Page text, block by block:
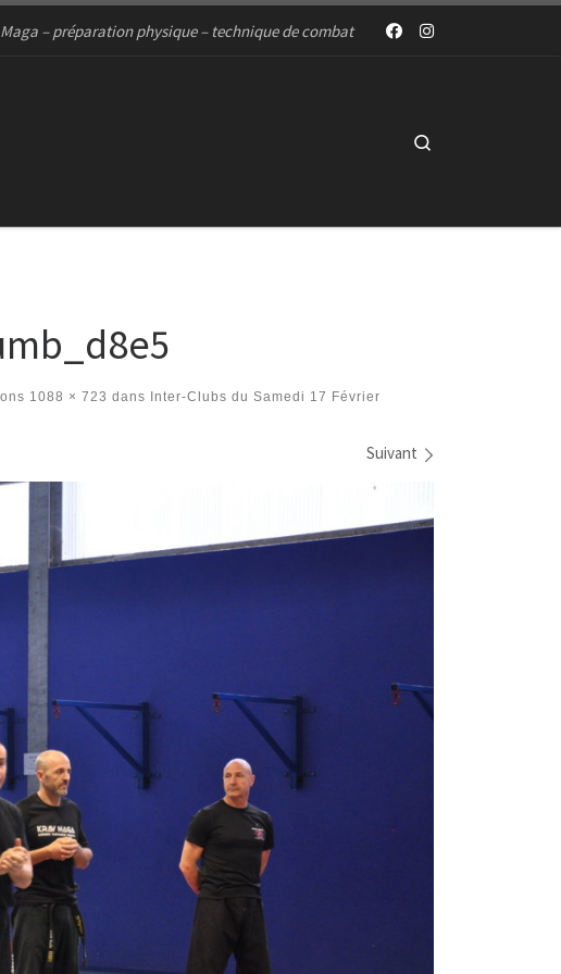
– préparation physique – technique de combat
1088 × 723 dans Inter-Clubs du Samedi 17 Février
Suivant